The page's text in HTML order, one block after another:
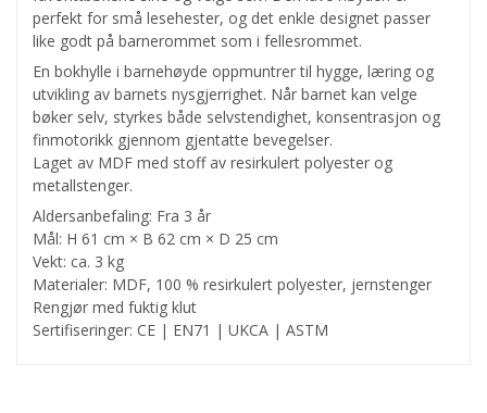
perfekt for små lesehester, og det enkle designet passer
like godt på barnerommet som i fellesrommet.
En bokhylle i barnehøyde oppmuntrer til hygge, læring og
utvikling av barnets nysgjerrighet. Når barnet kan velge
bøker selv, styrkes både selvstendighet, konsentrasjon og
finmotorikk gjennom gjentatte bevegelser.
Laget av MDF med stoff av resirkulert polyester og
metallstenger.
Aldersanbefaling: Fra 3 år
Mål: H 61 cm × B 62 cm × D 25 cm
Vekt: ca. 3 kg
Materialer: MDF, 100 % resirkulert polyester, jernstenger
Rengjør med fuktig klut
Sertifiseringer: CE | EN71 | UKCA | ASTM